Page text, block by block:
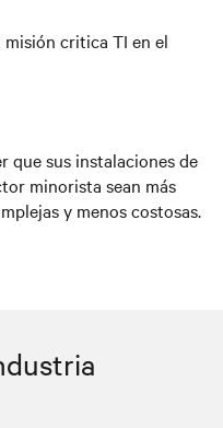
misión critica TI en el
que sus instalaciones de
minorista sean más
y menos costosas.